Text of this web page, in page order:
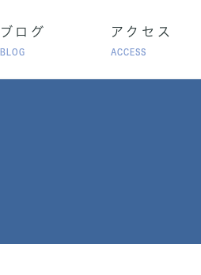
ブログ
BLOG
アクセス
ACCESS